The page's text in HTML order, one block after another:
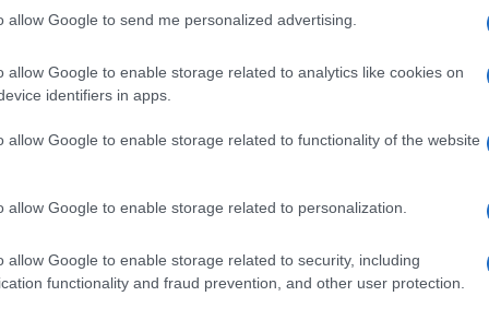
allow Google to send me personalized advertising.
allow Google to enable storage related to analytics like cookies on
identifiers in apps.
allow Google to enable storage related to functionality of the website
allow Google to enable storage related to personalization.
allow Google to enable storage related to security, including
functionality and fraud prevention, and other user protection.
e da li con un facile sentiero si ritornerà a
soste escluse
– da non sottovalutare
semplice, seguito da tratti rocciosi